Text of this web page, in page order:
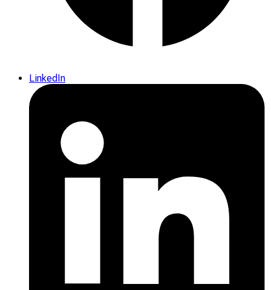
LinkedIn